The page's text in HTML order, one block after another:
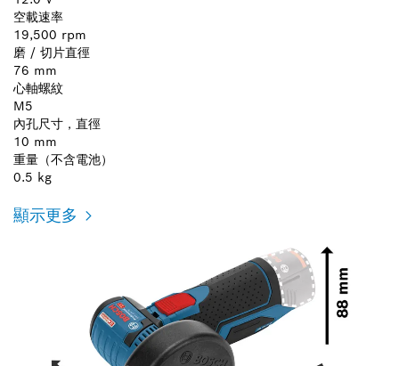
空載速率
19,500 rpm
磨 / 切片直徑
76 mm
心軸螺紋
M5
內孔尺寸，直徑
10 mm
重量（不含電池）
0.5 kg
顯示更多